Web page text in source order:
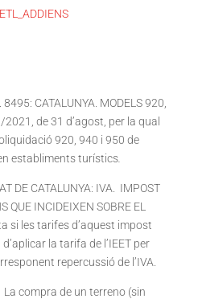
CATALUNYA. MODELS 920,
de 31 d’agost, per la qual
920, 940 i 950 de
establiments turístics.
DE CATALUNYA: IVA. IMPOST
QUE INCIDEIXEN SOBRE EL
si les tarifes d’aquest impost
d’aplicar la tarifa de l’IEET per
repercussió de l’IVA.
La compra de un terreno (sin